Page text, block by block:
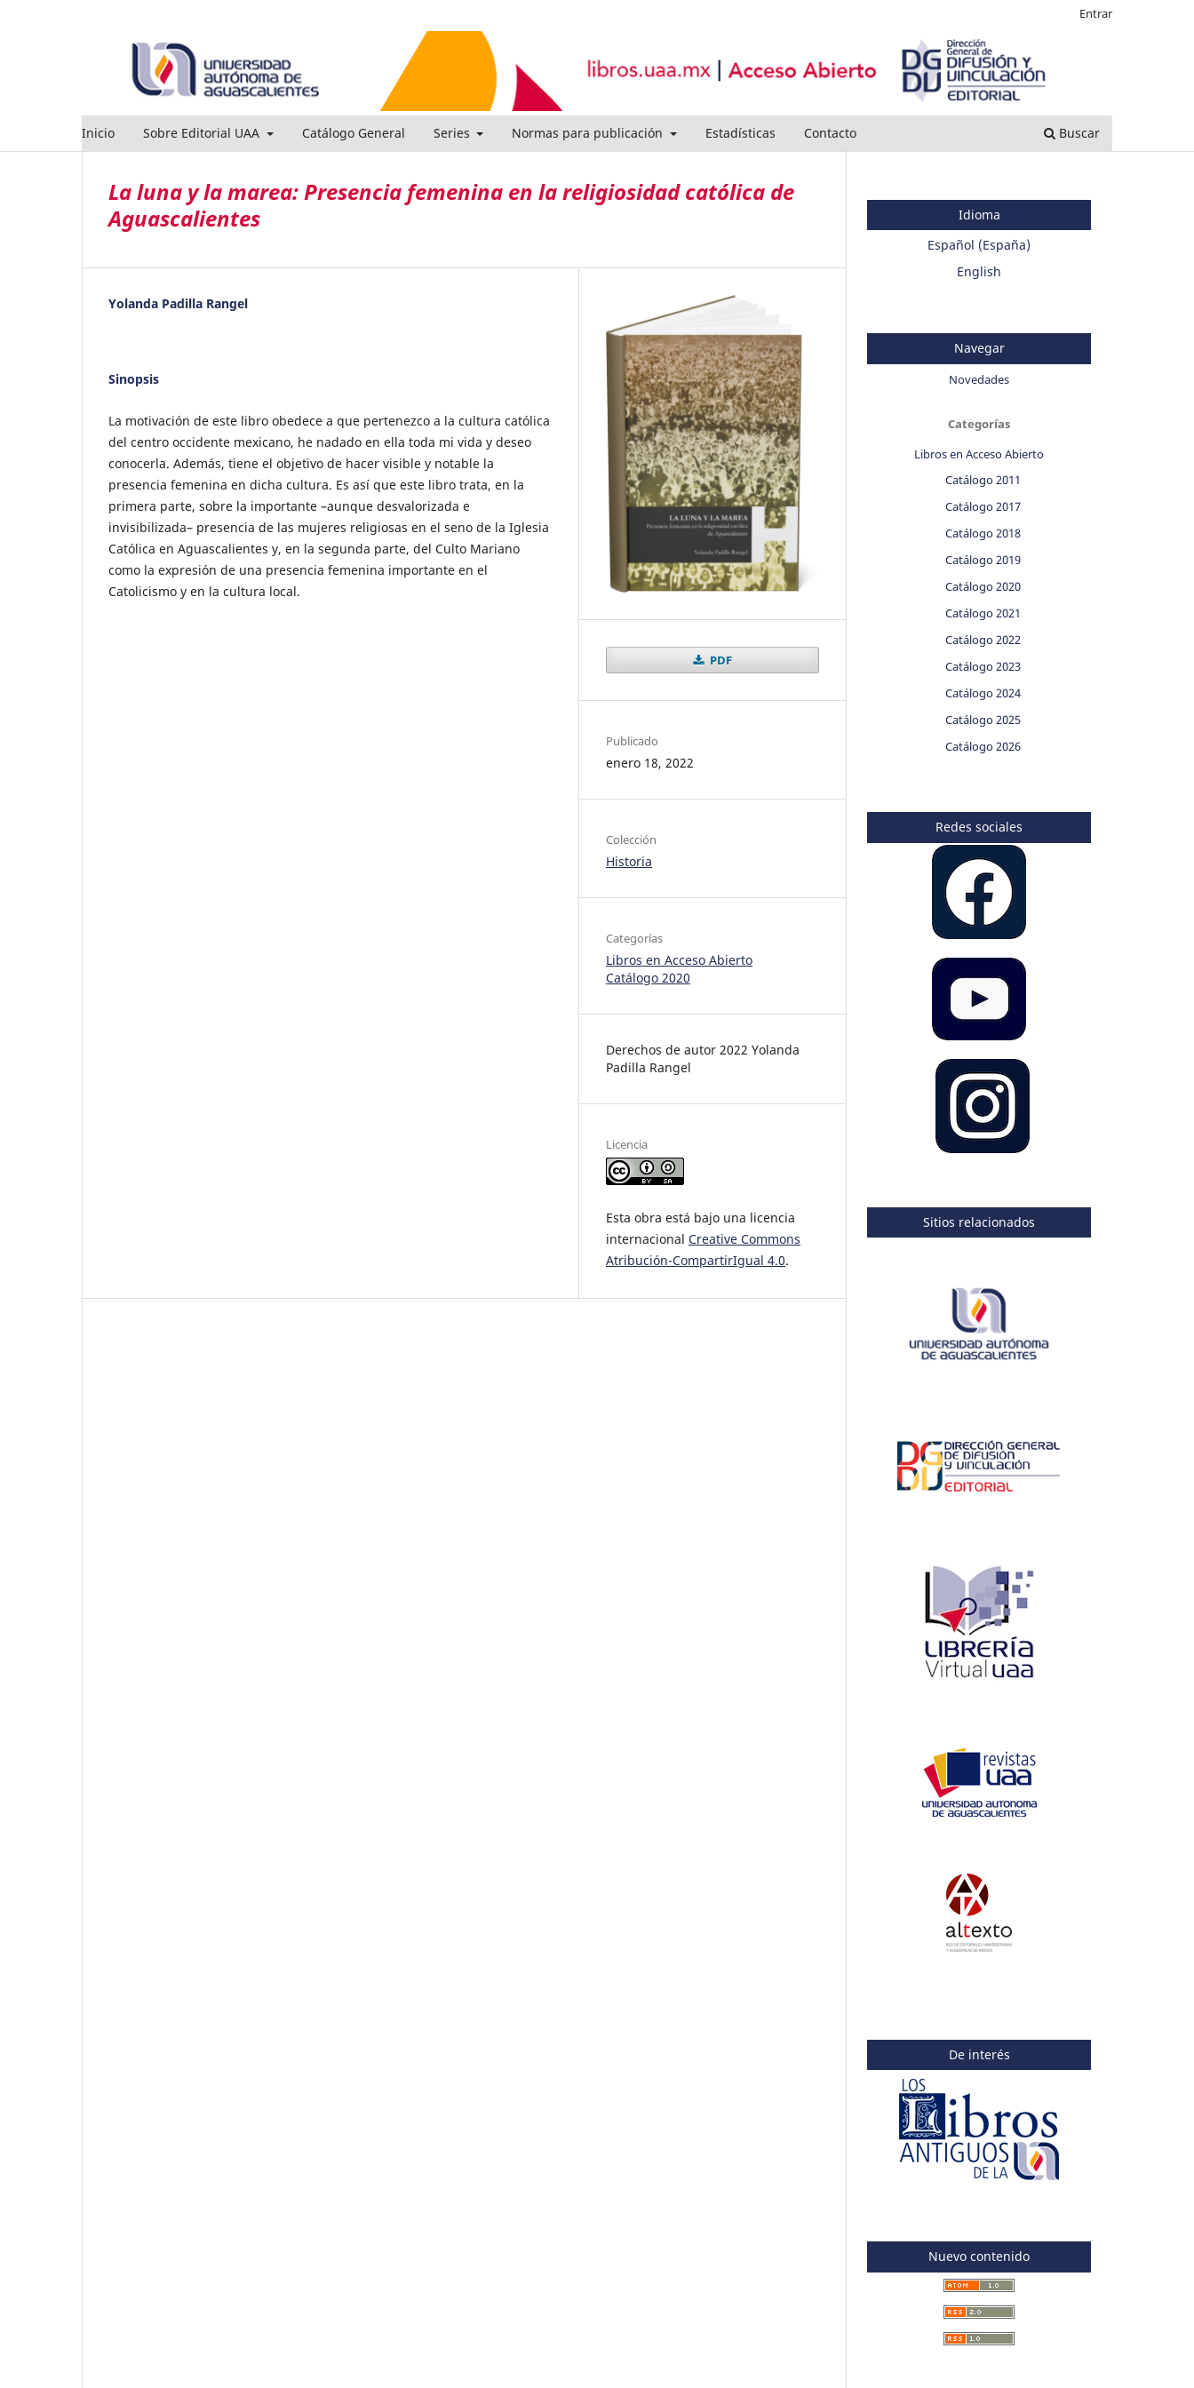
Inicio Sobre Editorial UAA Catálogo General Series Normas para publicación Estadísticas Contacto Buscar
Entrar
La luna y la marea: Presencia femenina en la religiosidad católica de
Aguascalientes
Yolanda Padilla Rangel
Sinopsis
La motivación de este libro obedece a que pertenezco a la cultura católica
del centro occidente mexicano, he nadado en ella toda mi vida y deseo
conocerla. Además, tiene el objetivo de hacer visible y notable la
presencia femenina en dicha cultura. Es así que este libro trata, en la
primera parte, sobre la importante –aunque desvalorizada e
invisibilizada– presencia de las mujeres religiosas en el seno de la Iglesia
Católica en Aguascalientes y, en la segunda parte, del Culto Mariano
como la expresión de una presencia femenina importante en el
Catolicismo y en la cultura local.
PDF
Publicado
enero 18, 2022
Colección
Historia
Categorías
Libros en Acceso Abierto
Catálogo 2020
Derechos de autor 2022 Yolanda
Padilla Rangel
Licencia
Esta obra está bajo una licencia
internacional Creative Commons
Atribución-CompartirIgual 4.0.
Idioma
Español (España)
English
Navegar
Novedades
Categorías
Libros en Acceso Abierto
Catálogo 2011
Catálogo 2017
Catálogo 2018
Catálogo 2019
Catálogo 2020
Catálogo 2021
Catálogo 2022
Catálogo 2023
Catálogo 2024
Catálogo 2025
Catálogo 2026
Redes sociales
Sitios relacionados
De interés
Nuevo contenido